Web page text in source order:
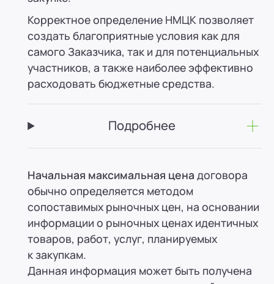
Корректное определение НМЦК позволяет
создать благоприятные условия как для
самого Заказчика, так и для потенциальных
участников, а также наиболее эффективно
расходовать бюджетные средства.
Подробнее
Начальная максимальная цена договора
обычно определяется методом
сопоставимых рыночных цен, на основании
информации о рыночных ценах идентичных
товаров, работ, услуг, планируемых
к закупкам.
Данная информация может быть получена